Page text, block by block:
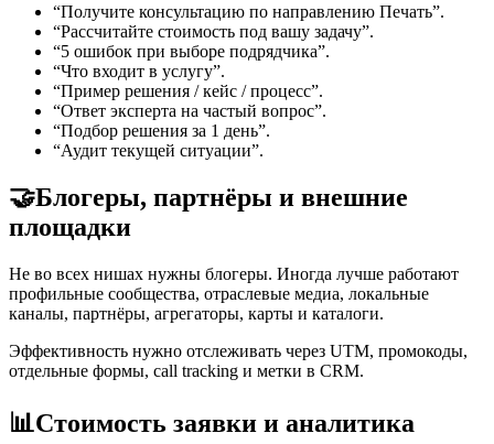
“Получите консультацию по направлению Печать”.
“Рассчитайте стоимость под вашу задачу”.
“5 ошибок при выборе подрядчика”.
“Что входит в услугу”.
“Пример решения / кейс / процесс”.
“Ответ эксперта на частый вопрос”.
“Подбор решения за 1 день”.
“Аудит текущей ситуации”.
🤝Блогеры, партнёры и внешние
площадки
Не во всех нишах нужны блогеры. Иногда лучше работают
профильные сообщества, отраслевые медиа, локальные
каналы, партнёры, агрегаторы, карты и каталоги.
Эффективность нужно отслеживать через UTM, промокоды,
отдельные формы, call tracking и метки в CRM.
📊Стоимость заявки и аналитика